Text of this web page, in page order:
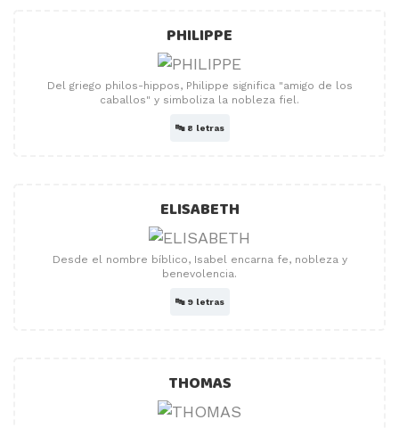
PHILIPPE
Del griego philos-hippos, Philippe significa "amigo de los
caballos" y simboliza la nobleza fiel.
🔤 8 letras
ELISABETH
Desde el nombre bíblico, Isabel encarna fe, nobleza y
benevolencia.
🔤 9 letras
THOMAS